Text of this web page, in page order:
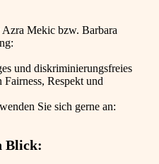
Azra Mekic bzw. Barbara
und diskriminierungsfreies
Respekt und
Sie sich gerne an:
Blick: